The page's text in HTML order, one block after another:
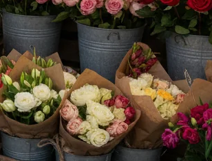
Status heute
Heute geschlossen